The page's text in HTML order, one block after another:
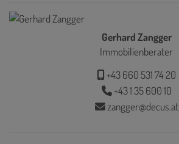
Gerhard Zangger
Immobilienberater
+43 660 531 74 20
+43 1 35 600 10
zangger@decus.at